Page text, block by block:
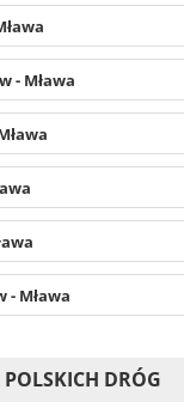
- Mława
- Mława
DRÓG